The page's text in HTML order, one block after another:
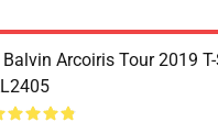
Arcoiris Tour 2019